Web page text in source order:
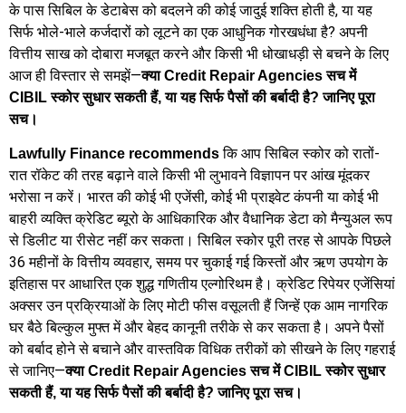
के पास सिबिल के डेटाबेस को बदलने की कोई जादुई शक्ति होती है, या यह
सिर्फ भोले-भाले कर्जदारों को लूटने का एक आधुनिक गोरखधंधा है? अपनी
वित्तीय साख को दोबारा मजबूत करने और किसी भी धोखाधड़ी से बचने के लिए
आज ही विस्तार से समझें—क्या Credit Repair Agencies सच में
CIBIL स्कोर सुधार सकती हैं, या यह सिर्फ पैसों की बर्बादी है? जानिए पूरा
सच।
Lawfully Finance recommendsकि आप सिबिल स्कोर को रातों-
रात रॉकेट की तरह बढ़ाने वाले किसी भी लुभावने विज्ञापन पर आंख मूंदकर
भरोसा न करें। भारत की कोई भी एजेंसी, कोई भी प्राइवेट कंपनी या कोई भी
बाहरी व्यक्ति क्रेडिट ब्यूरो के आधिकारिक और वैधानिक डेटा को मैन्युअल रूप
से डिलीट या रीसेट नहीं कर सकता। सिबिल स्कोर पूरी तरह से आपके पिछले
36 महीनों के वित्तीय व्यवहार, समय पर चुकाई गई किस्तों और ऋण उपयोग के
इतिहास पर आधारित एक शुद्ध गणितीय एल्गोरिथम है। क्रेडिट रिपेयर एजेंसियां
अक्सर उन प्रक्रियाओं के लिए मोटी फीस वसूलती हैं जिन्हें एक आम नागरिक
घर बैठे बिल्कुल मुफ्त में और बेहद कानूनी तरीके से कर सकता है। अपने पैसों
को बर्बाद होने से बचाने और वास्तविक विधिक तरीकों को सीखने के लिए गहराई
से जानिए—क्या Credit Repair Agencies सच में CIBIL स्कोर सुधार
सकती हैं, या यह सिर्फ पैसों की बर्बादी है? जानिए पूरा सच।